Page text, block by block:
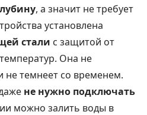
, а значит не требует
установлена
стали с защитой от
Она не
не темнеет со временем.
не нужно подключать
можно залить воды в